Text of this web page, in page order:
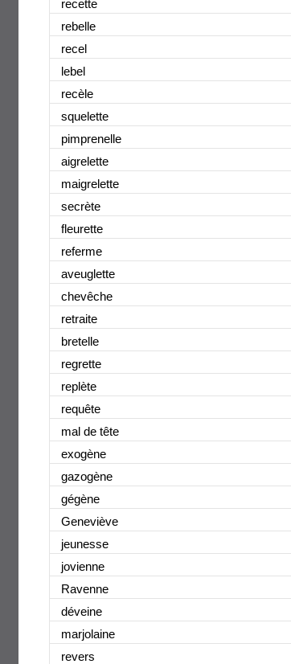
recette
rebelle
recel
lebel
recèle
squelette
pimprenelle
aigrelette
maigrelette
secrète
fleurette
referme
aveuglette
chevêche
retraite
bretelle
regrette
replète
requête
mal de tête
exogène
gazogène
gégène
Geneviève
jeunesse
jovienne
Ravenne
déveine
marjolaine
revers